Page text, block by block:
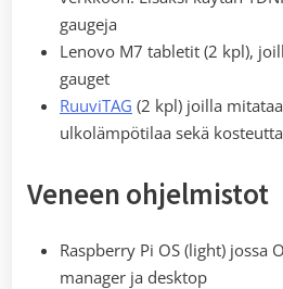
gaugeja
Lenovo M7 tabletit (2 kpl),
gauget
RuuviTAG (2 kpl) joilla
ulkolämpötilaa sekä
Veneen ohjelmistot
Raspberry Pi OS (light) jossa
manager ja desktop